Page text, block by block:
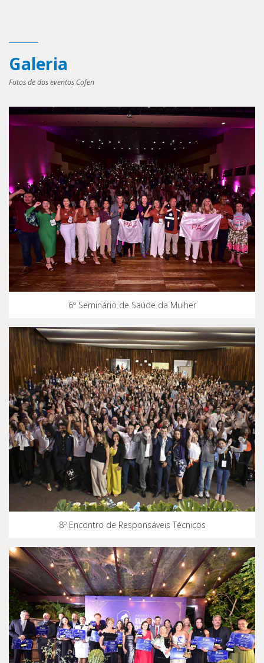
Galeria
Fotos de dos eventos Cofen
6º Seminário de Saúde da Mulher
8º Encontro de Responsáveis Técnicos